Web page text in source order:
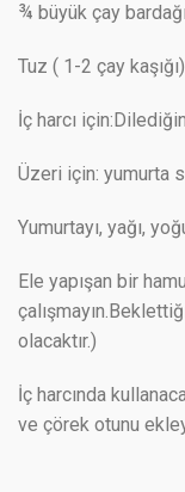
¾ büyük çay
Tuz ( 1-2 çay kaşığı)
İç harcı
Üzeri için: yumurta
Yumurtayı, yağı,
Ele yapışan bir
olacaktır.)
İç harcında
ve çörek otunu